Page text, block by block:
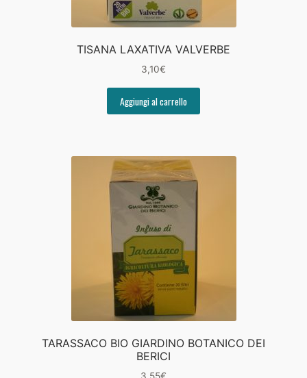
TISANA LAXATIVA VALVERBE
3,10€
Aggiungi al carrello
TARASSACO BIO GIARDINO BOTANICO DEI
BERICI